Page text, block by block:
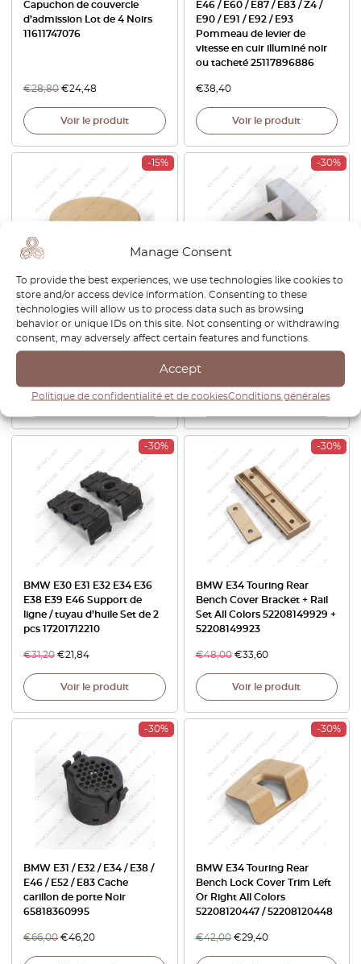
Manage Consent
To provide the best experiences, we use technologies like cookies to
store and/or access device information. Consenting to these
technologies will allow us to process data such as browsing
behavior or unique IDs on this site. Not consenting or withdrawing
consent, may adversely affect certain features and functions.
Accept
Politique de confidentialité et de cookiesConditions générales
Capuchon de couvercle
d’admission Lot de 4 Noirs
11611747076
€28,80 €24,48
Voir le produit
E46 / E60 / E87 / E83 / Z4 /
E90 / E91 / E92 / E93
Pommeau de levier de
vitesse en cuir illuminé noir
ou tacheté 25117896886
€38,40
Voir le produit
-15%
BMW E12 E23 E24 E28 E30
E32 E36 Window Crank Cap
Cover Door Panel Plug
51411869871
Voir le produit
-30%
BMW M5 E34 Front Bumper
Grille Cover Trim Left Or
Right Primed 51112230403 /
€
Voir le produit
-30%
BMW E30 E31 E32 E34 E36
E38 E39 E46 Support de
ligne / tuyau d’huile Set de 2
pcs 17201712210
€31,20 €21,84
Voir le produit
-30%
BMW E34 Touring Rear
Bench Cover Bracket + Rail
Set All Colors 52208149929 +
52208149923
€48,00 €33,60
Voir le produit
-30%
BMW E31 / E32 / E34 / E38 /
E46 / E52 / E83 Cache
carillon de porte Noir
65818360995
€66,00 €46,20
-30%
BMW E34 Touring Rear
Bench Lock Cover Trim Left
Or Right All Colors
52208120447 / 52208120448
€42,00 €29,40